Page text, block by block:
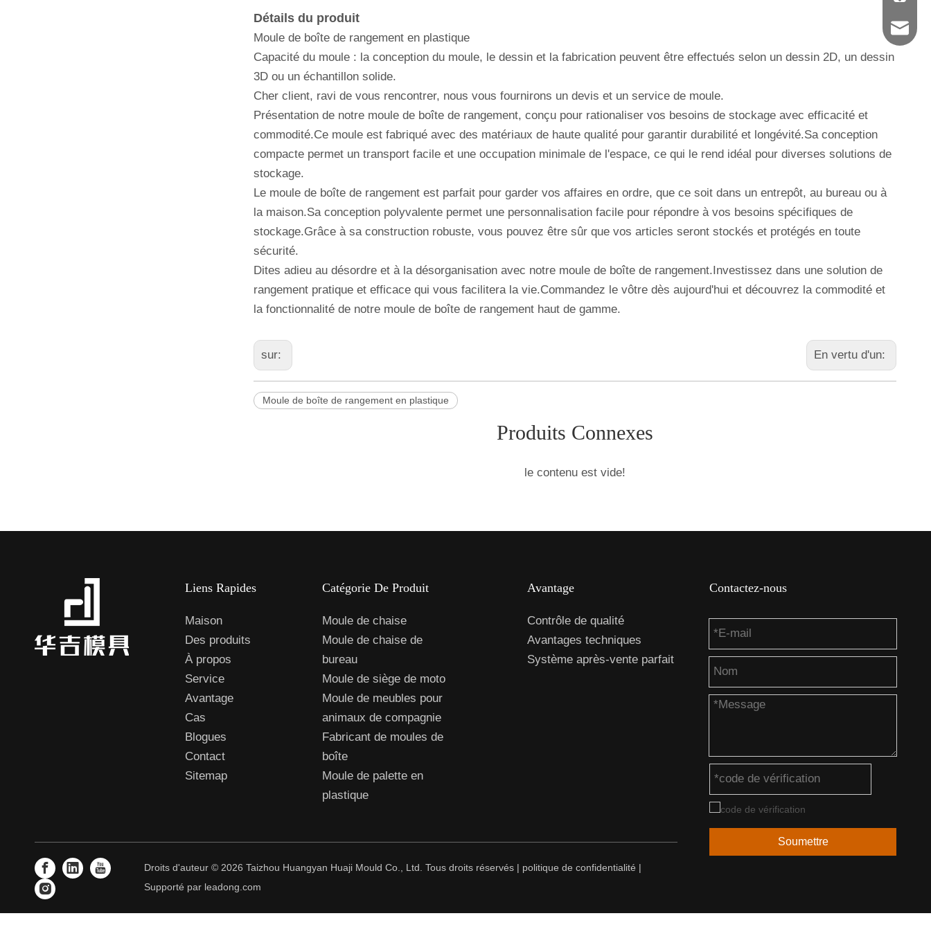
Détails du produit
Moule de boîte de rangement en plastique
Capacité du moule : la conception du moule, le dessin et la fabrication peuvent être effectués selon un dessin 2D, un dessin
3D ou un échantillon solide.
Cher client, ravi de vous rencontrer, nous vous fournirons un devis et un service de moule.
Présentation de notre moule de boîte de rangement, conçu pour rationaliser vos besoins de stockage avec efficacité et
commodité.Ce moule est fabriqué avec des matériaux de haute qualité pour garantir durabilité et longévité.Sa conception
compacte permet un transport facile et une occupation minimale de l'espace, ce qui le rend idéal pour diverses solutions de
stockage.
Le moule de boîte de rangement est parfait pour garder vos affaires en ordre, que ce soit dans un entrepôt, au bureau ou à
la maison.Sa conception polyvalente permet une personnalisation facile pour répondre à vos besoins spécifiques de
stockage.Grâce à sa construction robuste, vous pouvez être sûr que vos articles seront stockés et protégés en toute
sécurité.
Dites adieu au désordre et à la désorganisation avec notre moule de boîte de rangement.Investissez dans une solution de
rangement pratique et efficace qui vous facilitera la vie.Commandez le vôtre dès aujourd'hui et découvrez la commodité et
la fonctionnalité de notre moule de boîte de rangement haut de gamme.
sur: En vertu d'un:
Moule de boîte de rangement en plastique
Produits Connexes
le contenu est vide!
Liens Rapides
Maison
Des produits
À propos
Service
Avantage
Cas
Blogues
Contact
Sitemap
Catégorie De Produit
Moule de chaise
Moule de chaise de
bureau
Moule de siège de moto
Moule de meubles pour
animaux de compagnie
Fabricant de moules de
boîte
Moule de palette en
plastique
Avantage
Contrôle de qualité
Avantages techniques
Système après-vente parfait
Droits d'auteur © 2026 Taizhou Huangyan Huaji Mould Co., Ltd. Tous droits réservés | politique de confidentialité |
Supporté par leadong.com
Contactez-nous
Soumettre